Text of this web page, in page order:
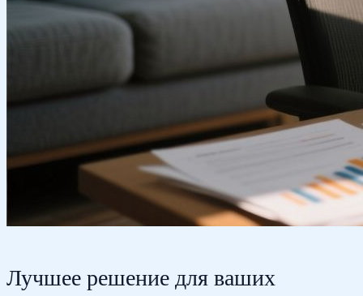
Лучшее решение для ваших